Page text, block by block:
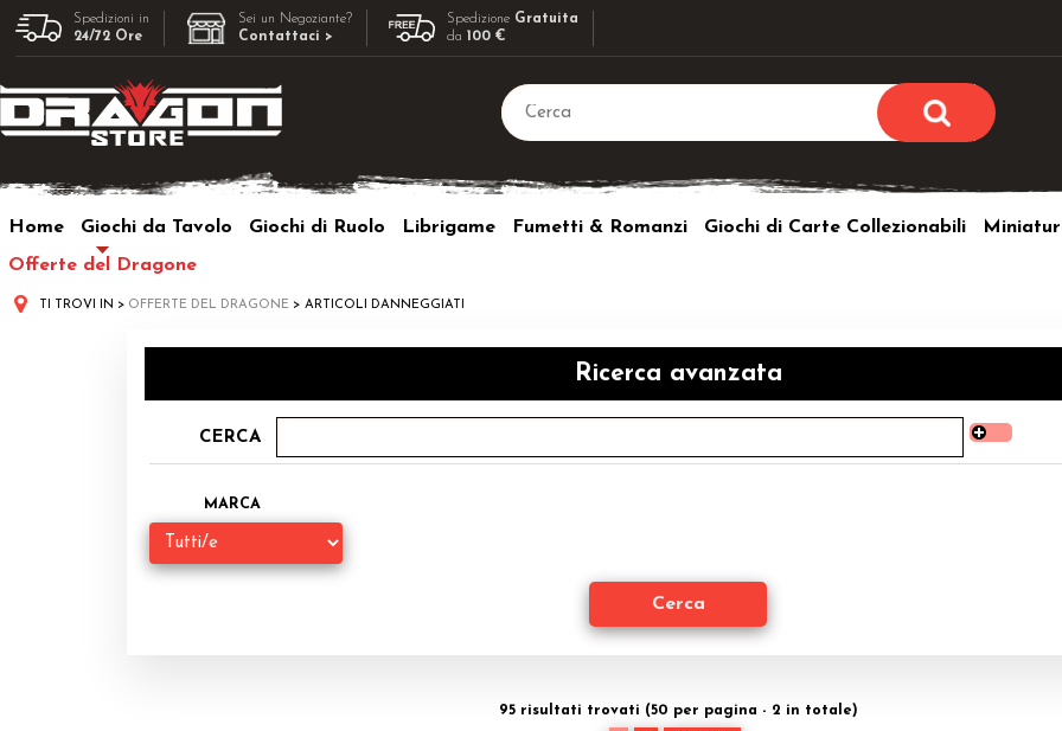
Spedizioni in
24/72 Ore
Sei un Negoziante?
Contattaci >
Spedizione Gratuita
da100 €
utente e la
Home Giochi da Tavolo Giochi di Ruolo Librigame Fumetti & Romanzi Giochi di Carte Collezionabili
Offerte del Dragone
TI TROVI IN OFFERTE DEL DRAGONE ARTICOLI DANNEGGIATI
Ricerca avanzata
CERCA
MARCA
95 risultati trovati (50 per pagina - 2 in totale)